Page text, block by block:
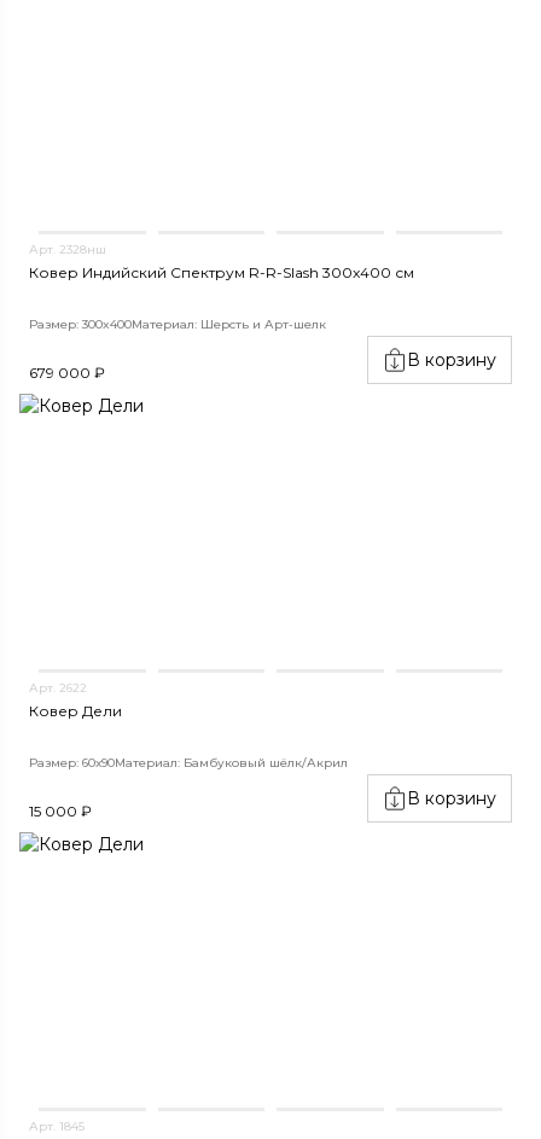
Арт. 2328нш
Ковер Индийский Спектрум R-R-Slash 300x400 см
Размер: 300x400Материал: Шерсть и Арт-шелк
679 000 ₽
В корзину
Арт. 2622
Ковер Дели
Размер: 60х90Материал: Бамбуковый шёлк/Акрил
15 000 ₽
В корзину
Арт. 1845